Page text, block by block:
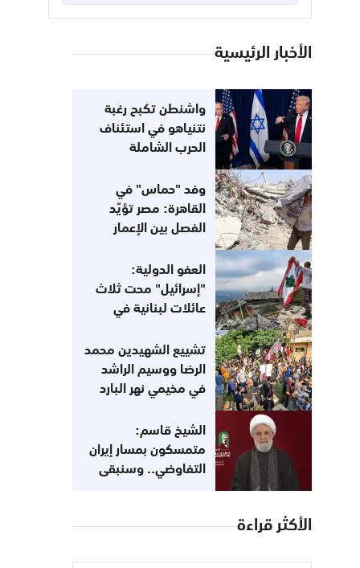
الأخبار الرئيسية
واشنطن تكبح رغبة
نتنياهو في استئناف
الحرب الشاملة
وفد "حماس" في
القاهرة: مصر تؤيّد
الفصل بين الإعمار
العفو الدولية:
"إسرائيل" محت ثلاث
عائلات لبنانية في
تشييع الشهيدين محمد
الرضا ووسيم الراشد
في مخيمي نهر البارد
الشيخ قاسم:
متمسكون بمسار إيران
التفاوضي.. وسنبقى
الأكثر قراءة